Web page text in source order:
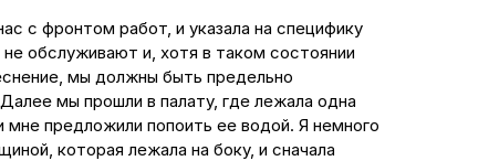
с фронтом работ, и указала на специфику
обслуживают и, хотя в таком состоянии
мы должны быть предельно
мы прошли в палату, где лежала одна
мне предложили попоить ее водой. Я немного
которая лежала на боку, и сначала